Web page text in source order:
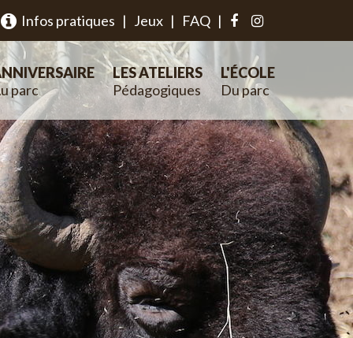
Infos pratiques | Jeux | FAQ |
parc
LES ATELIERS
Pédagogiques
L'ÉCOLE
Du parc